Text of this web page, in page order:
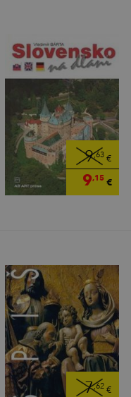
9,63€
9,15€
7,62€